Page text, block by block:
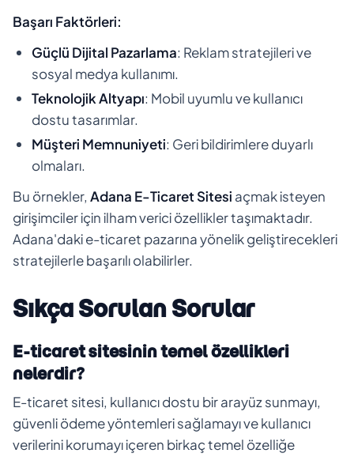
Başarı Faktörleri:
Güçlü Dijital Pazarlama: Reklam stratejileri ve
sosyal medya kullanımı.
Teknolojik Altyapı: Mobil uyumlu ve kullanıcı
dostu tasarımlar.
Müşteri Memnuniyeti: Geri bildirimlere duyarlı
olmaları.
Bu örnekler, Adana E-Ticaret Sitesi açmak isteyen
girişimciler için ilham verici özellikler taşımaktadır.
Adana'daki e-ticaret pazarına yönelik geliştirecekleri
stratejilerle başarılı olabilirler.
Sıkça Sorulan Sorular
E-ticaret sitesinin temel özellikleri
nelerdir?
E-ticaret sitesi, kullanıcı dostu bir arayüz sunmayı,
güvenli ödeme yöntemleri sağlamayı ve kullanıcı
verilerini korumayı içeren birkaç temel özelliğe